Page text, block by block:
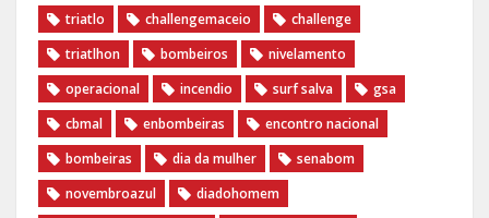
triatlo
challengemaceio
challenge
triatlhon
bombeiros
nivelamento
operacional
incendio surf salva
gsa
cbmal
enbombeiras
encontro nacional
bombeiras
dia da mulher
senabom
novembroazul
diadohomem